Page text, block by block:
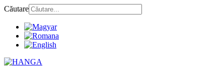
Căutare